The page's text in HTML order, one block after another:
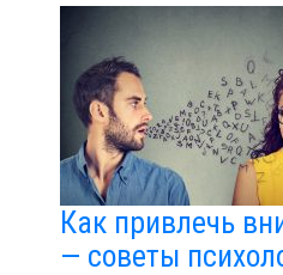
Как привлечь
— советы